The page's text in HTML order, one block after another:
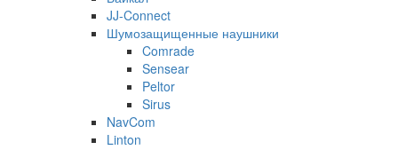
JJ-Connect
Шумозащищенные наушники
Comrade
Sensear
Peltor
Sirus
NavCom
Linton